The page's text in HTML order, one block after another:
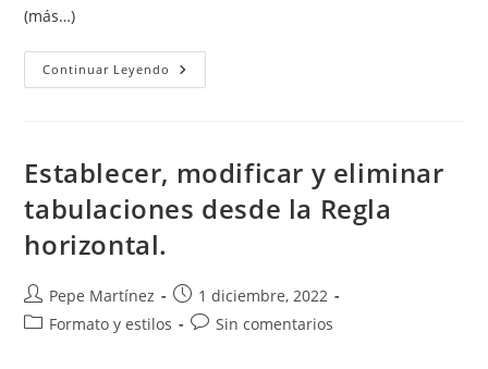
(más…)
Continuar Leyendo Error
Al
Establecer, modificar y eliminar
tabulaciones desde la Regla
horizontal.
Autor
de
Pepe Martínez
Publicación
de
1 diciembre, 2022
Categoría
Formato y estilos
Comentarios
Sin comentarios